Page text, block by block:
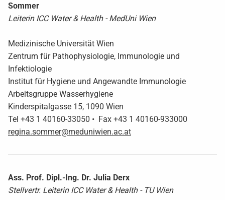
Sommer
Leiterin ICC Water & Health - MedUni Wien
Medizinische Universität Wien
Zentrum für Pathophysiologie, Immunologie und
Infektiologie
Institut für Hygiene und Angewandte Immunologie
Arbeitsgruppe Wasserhygiene
Kinderspitalgasse 15, 1090 Wien
Tel +43 1 40160-33050 • Fax +43 1 40160-933000
regina.sommer@meduniwien.ac.at
Ass. Prof. Dipl.-Ing. Dr. Julia Derx
Stellvertr. Leiterin ICC Water & Health - TU Wien